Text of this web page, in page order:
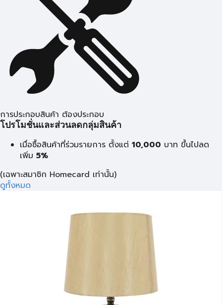
การประกอบสินค้า ต้องประกอบ
โปรโมชั่นและส่วนลดกลุ่มสินค้า
เมื่อซื้อสินค้าที่ร่วมรายการ ตั้งแต่ 10,000 บาท ขึ้นไปลด
เพิ่ม 5%
(เฉพาะสมาชิก Homecard เท่านั้น)
ดูทั้งหมด